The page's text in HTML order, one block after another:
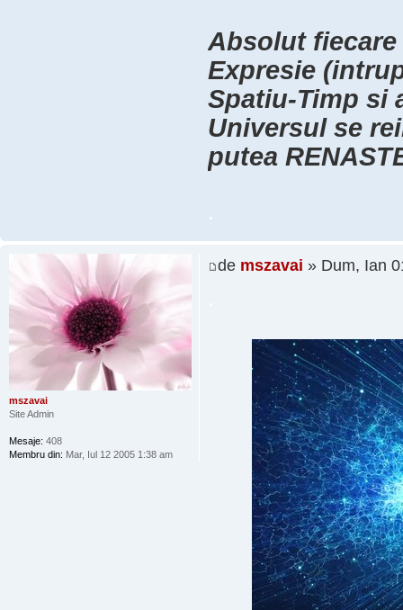
Absolut fiecare
Expresie
Spatiu-Timp si
Universul se
putea
.
de mszavai » Dum, Ian
mszavai
Site Admin
Mesaje: 408
Membru din: Mar, Iul 12 2005 1:38 am